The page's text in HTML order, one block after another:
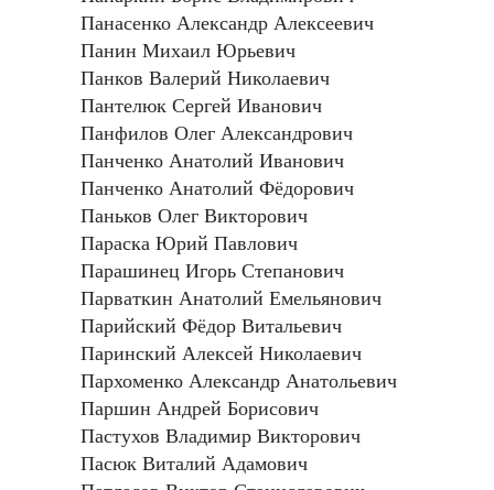
Панасенко Александр Алексеевич
Панин Михаил Юрьевич
Панков Валерий Николаевич
Пантелюк Сергей Иванович
Панфилов Олег Александрович
Панченко Анатолий Иванович
Панченко Анатолий Фёдорович
Паньков Олег Викторович
Параска Юрий Павлович
Парашинец Игорь Степанович
Парваткин Анатолий Емельянович
Парийский Фёдор Витальевич
Паринский Алексей Николаевич
Пархоменко Александр Анатольевич
Паршин Андрей Борисович
Пастухов Владимир Викторович
Пасюк Виталий Адамович